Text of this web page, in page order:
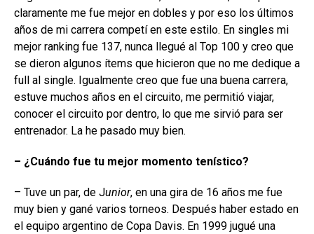
claramente me fue mejor en dobles y por eso los últimos
años de mi carrera competí en este estilo. En singles mi
mejor ranking fue 137, nunca llegué al Top 100 y creo que
se dieron algunos ítems que hicieron que no me dedique a
full al single. Igualmente creo que fue una buena carrera,
estuve muchos años en el circuito, me permitió viajar,
conocer el circuito por dentro, lo que me sirvió para ser
entrenador. La he pasado muy bien.
– ¿Cuándo fue tu mejor momento tenístico?
– Tuve un par, de Junior, en una gira de 16 años me fue
muy bien y gané varios torneos. Después haber estado en
el equipo argentino de Copa Davis. En 1999 jugué una